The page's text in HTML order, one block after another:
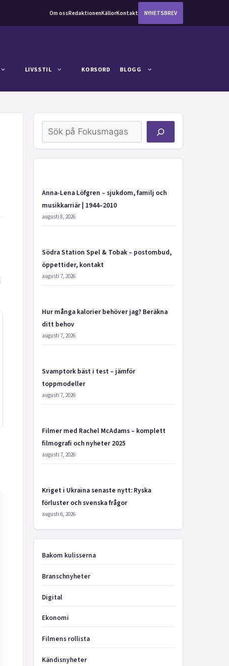
Om ossRedaktionenKällorKontakt NYHETSBREV
LIVSSTIL KORSORD BLOGG
Sök
Anna-Lena Löfgren – sjukdom, familj och
musikkarriär | 1944–2010
augusti 8, 2026
Södra Station Spel & Tobak – postombud,
öppettider, kontakt
augusti 7, 2026
Hur många kalorier behöver jag? Beräkna
ditt behov
augusti 7, 2026
Svamptork bäst i test – jämför
toppmodeller
augusti 7, 2026
Filmer med Rachel McAdams – komplett
filmografi och nyheter 2025
augusti 7, 2026
Kriget i Ukraina senaste nytt: Ryska
förluster och svenska frågor
augusti 6, 2026
Bakom kulisserna
Branschnyheter
Digital
Ekonomi
Filmens rollista
Kändisnyheter